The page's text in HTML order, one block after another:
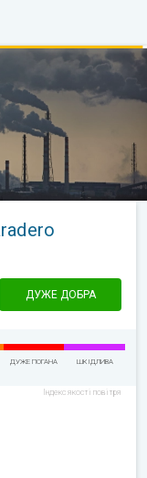
ДУЖЕ ДОБРА
ДУЖЕ ПОГАНА ШКІДЛИВА
Індекс якості повітря